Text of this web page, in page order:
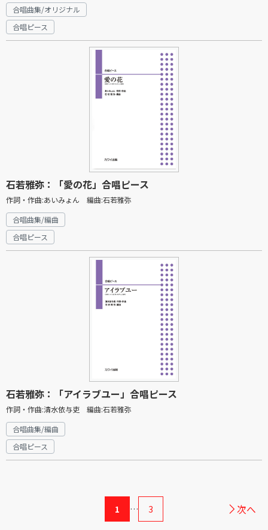
合唱曲集/オリジナル
合唱ピース
石若雅弥：「愛の花」合唱ピース
作詞・作曲:あいみょん 編曲:石若雅弥
合唱曲集/編曲
合唱ピース
石若雅弥：「アイラブユー」合唱ピース
作詞・作曲:清水依与吏 編曲:石若雅弥
合唱曲集/編曲
合唱ピース
1 … 3 次へ